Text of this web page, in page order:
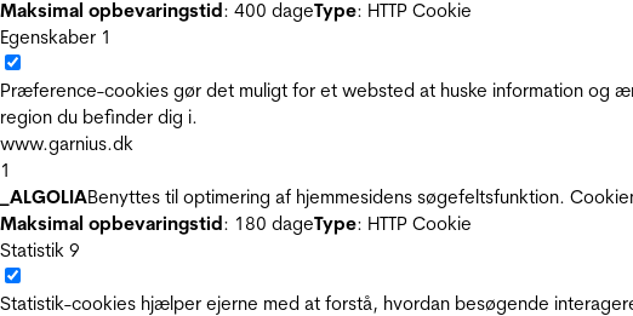
Maksimal opbevaringstid: 400 dageType: HTTP Cookie
Egenskaber 1
Præference-cookies gør det muligt for et websted at huske information og
region du befinder dig i.
www.garnius.dk
1
_ALGOLIABenyttes til optimering af hjemmesidens søgefeltsfunktion.
Maksimal opbevaringstid: 180 dageType: HTTP Cookie
Statistik 9
Statistik-cookies hjælper ejerne med at forstå, hvordan besøgende